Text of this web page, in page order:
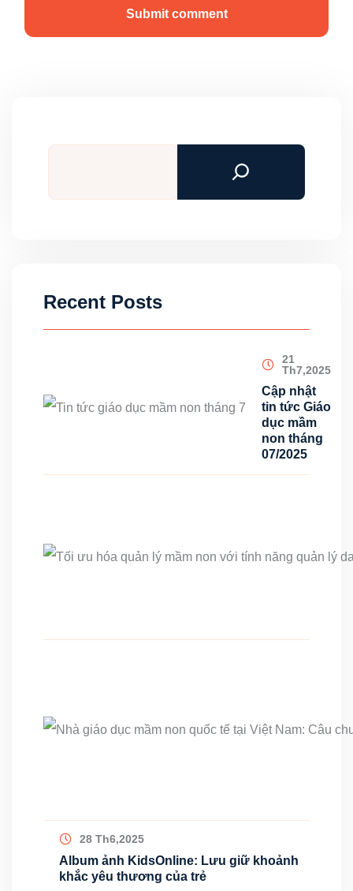
Submit comment
Tìm
Recent Posts
21
Th7,2025
Cập nhật
tin tức Giáo
dục mầm
non tháng
07/2025
28 Th6,2025
Album ảnh KidsOnline: Lưu giữ khoảnh
khắc yêu thương của trẻ